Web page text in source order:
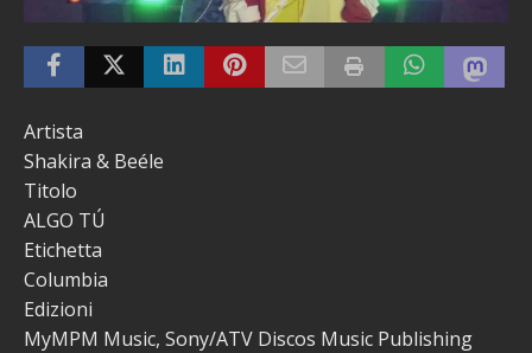
Artista
Shakira & Beéle
Titolo
ALGO TÚ
Etichetta
Columbia
Edizioni
MyMPM Music, Sony/ATV Discos Music Publishing